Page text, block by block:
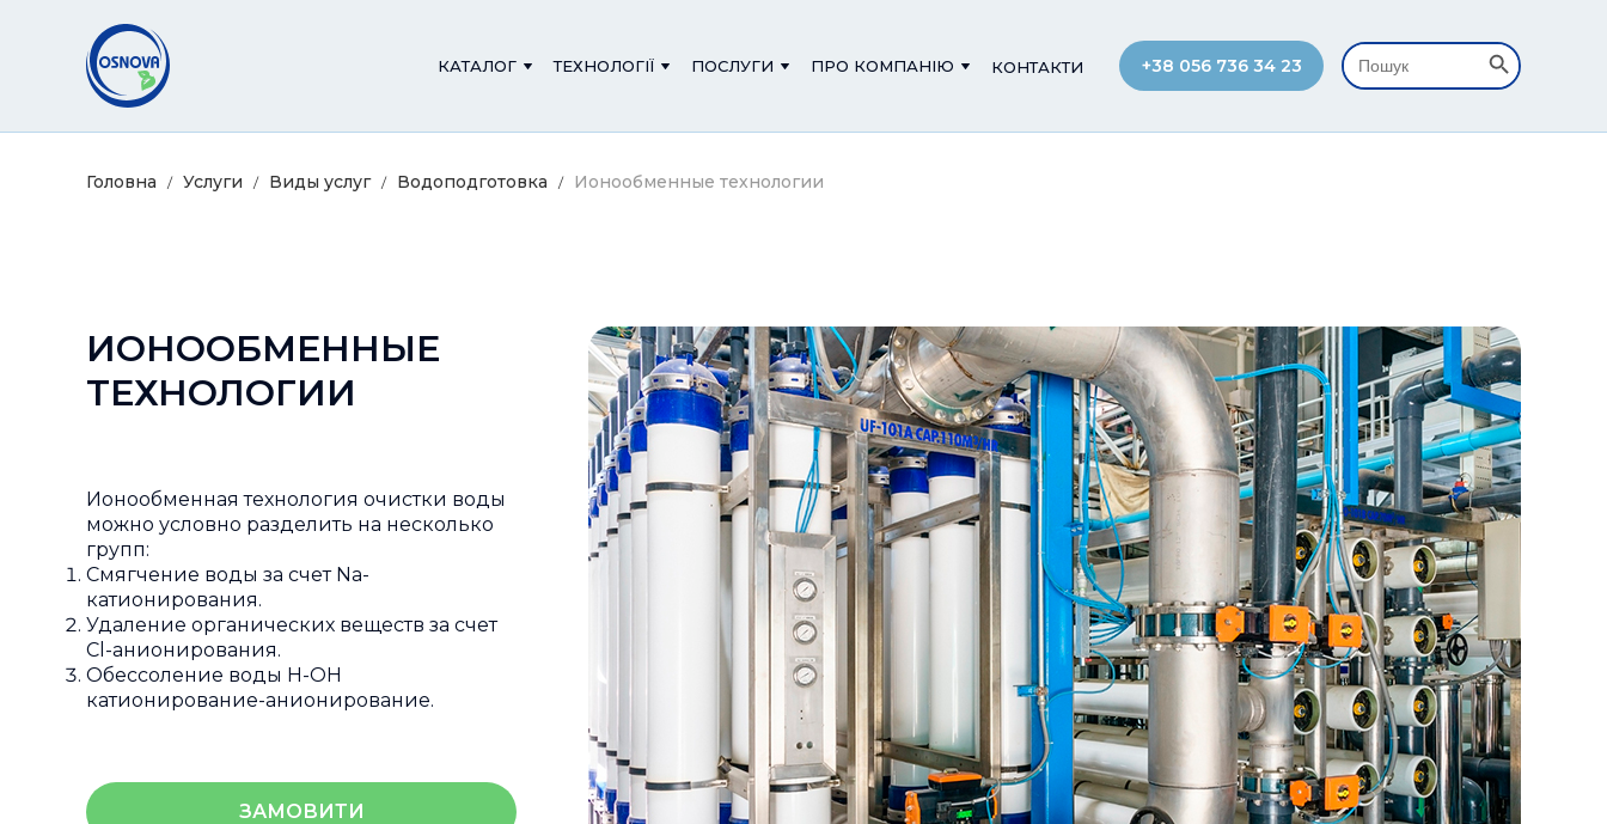
КАТАЛОГ ТЕХНОЛОГІЇ ПОСЛУГИ ПРО КОМПАНІЮ КОНТАКТИ +38 056 736 34 23
Search
for:
Search Button
Головна Услуги Виды услуг Водоподготовка Ионообменные технологии
ИОНООБМЕННЫЕ
ТЕХНОЛОГИИ
Ионообменная технология очистки воды
можно условно разделить на несколько
групп:
Смягчение воды за счет Na-
катионирования.
Удаление органических веществ за счет
Сl-анионирования.
Обессоление воды Н-ОН
катионирование-анионирование.
ЗАМОВИТИ